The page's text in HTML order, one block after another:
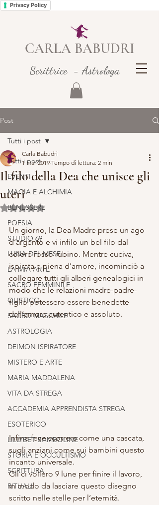
Privacy Policy
CARLA BABUDRI
Scrittrice - Astrologa
Post
Tutti i post
EVENTI
MAGIA E ALCHIMIA
BENESSERE
POESIA
STUDIO 69
LUNA DEL MESE
LA MIA ARTE
SACRO FEMMINILE
OLISTICO
SACRO MASCHILE
ASTROLOGIA
DEIMON ISPIRATORE
MISTERO E ARTE
MARIA MADDALENA
VITA DA STREGA
ACCADEMIA APPRENDISTA STREGA
ESOTERICO
LILLYBET BAMBOLINE
STORIA E OCCULTISMO
SCRITTURA
RITUALI
Tutti i post
Il filo della Dea che unisce gli
uteri
Carla Babudri
1 mar 2019 Tempo di lettura: 2 min
Valutazione NaN stelle su 5.
Un giorno, la Dea Madre prese un ago
d’argento e vi infilo un bel filo dal
colore rosso rubino. Mentre cuciva,
ispirata e piena d’amore, incominciò a
collegare tutti gli alberi genealogici in
modo che le relazioni madre-padre-
figlio potessero essere benedette
dall’amore autentico e assoluto.
Infine fece scorrere come una cascata,
sugli anziani come sui bambini questo
incanto universale.
Gli ci vollero 9 lune per finire il lavoro,
in modo da lasciare questo disegno
scritto nelle stelle per l’eternità.